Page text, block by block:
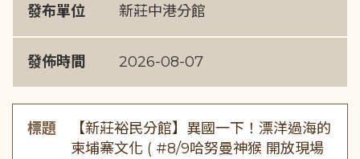
發布單位 新莊中港分館
發佈時間 2026-08-07
標題
【新莊裕民分館】異國一下！漂洋過海的
柬埔寨文化 ( #8/9哈努曼神猴 開放現場